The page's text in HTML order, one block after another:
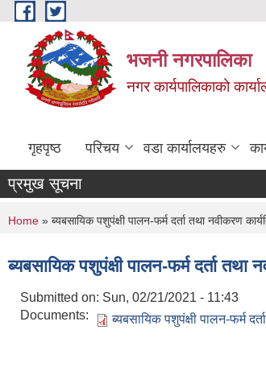
Skip to main content
भजनी नगरपालिका
नगर कार्यपालिकाको
गृहपृष्ठ परिचय वडा कार्यालयहरु
प्रमुख सूचना
You are here
Home » ब्यबसायिक पशुपंक्षी पालन-फर्म दर्ता तथा नवीकरण
ब्यबसायिक पशुपंक्षी पालन-फर्म दर्ता तथा
Submitted on: Sun, 02/21/2021 - 11:43
Documents:
ब्यबसायिक पशुपंक्षी पालन-फर्म